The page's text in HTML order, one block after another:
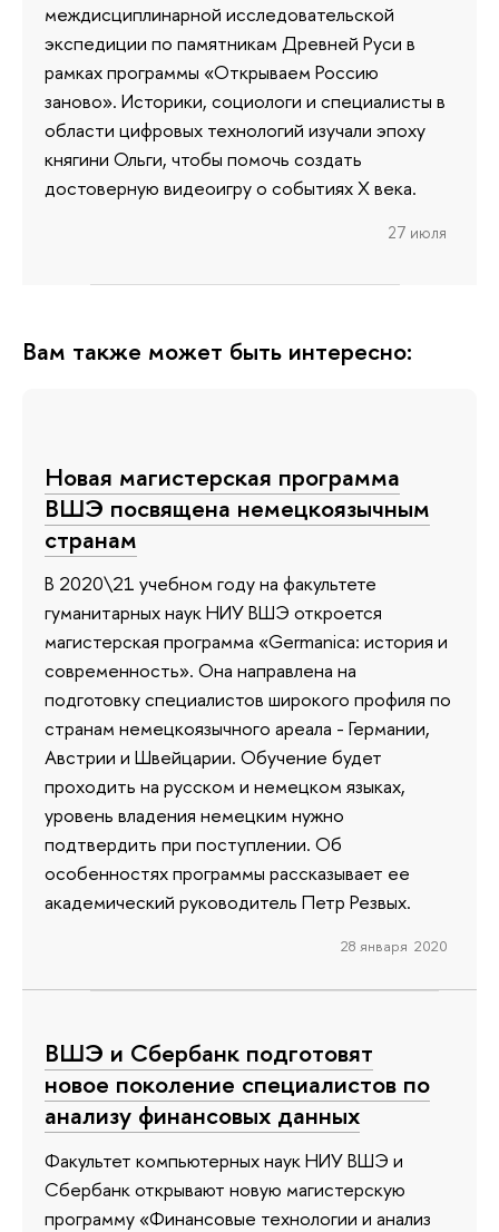
междисциплинарной исследовательской
экспедиции по памятникам Древней Руси в
рамках программы «Открываем Россию
заново». Историки, социологи и специалисты в
области цифровых технологий изучали эпоху
княгини Ольги, чтобы помочь создать
достоверную видеоигру о событиях X века.
27 июля
Вам также может быть интересно:
Новая магистерская программа
ВШЭ посвящена немецкоязычным
странам
В 2020\21 учебном году на факультете
гуманитарных наук НИУ ВШЭ откроется
магистерская программа «Germanica: история и
современность». Она направлена на
подготовку специалистов широкого профиля по
странам немецкоязычного ареала - Германии,
Австрии и Швейцарии. Обучение будет
проходить на русском и немецком языках,
уровень владения немецким нужно
подтвердить при поступлении. Об
особенностях программы рассказывает ее
академический руководитель Петр Резвых.
28 января 2020
ВШЭ и Сбербанк подготовят
новое поколение специалистов по
анализу финансовых данных
Факультет компьютерных наук НИУ ВШЭ и
Сбербанк открывают новую магистерскую
программу «Финансовые технологии и анализ